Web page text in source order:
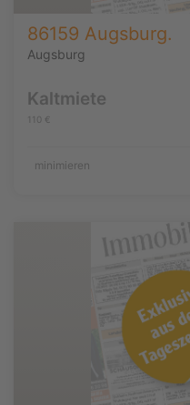
86159 Augsburg.
Augsburg
Kaltmiete
110 €
minimieren